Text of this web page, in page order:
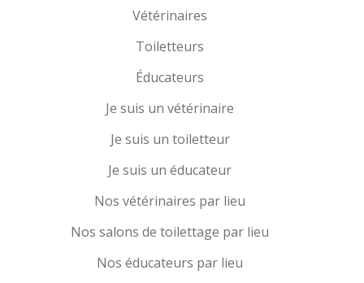
Vétérinaires
Toiletteurs
Éducateurs
Je suis un vétérinaire
Je suis un toiletteur
Je suis un éducateur
Nos vétérinaires par lieu
Nos salons de toilettage par lieu
Nos éducateurs par lieu